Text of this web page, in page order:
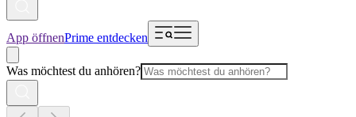
App öffnenPrime entdecken
Was möchtest du anhören?